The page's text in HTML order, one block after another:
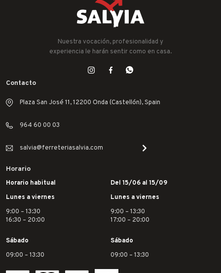
Nuestra vocación, profesionalidad y
experiencia le harán sentir como en casa.
Contacto
Plaza San José 11, 12200 Onda (Castellón), Spain
964 60 00 03
salvia@ferreteriasalvia.com
Horario
Horario habitual
Lunes a viernes
9:00 – 13:30
16:30 – 20:00
Sábado
09:00 – 13:30
Del 15/06 al 15/09
Lunes a viernes
9:00 – 13:30
17:00 – 20:00
Sábado
09:00 – 13:30